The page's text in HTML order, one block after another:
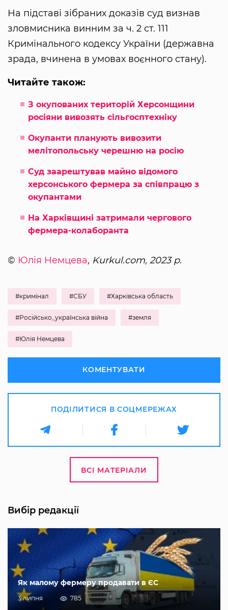
На підставі зібраних доказів суд визнав
зловмисника винним за ч. 2 ст. 111
Кримінального кодексу України (державна
зрада, вчинена в умовах воєнного стану).
Читайте також:
З окупованих територій Херсонщини
росіяни вивозять сільгосптехніку
Окупанти планують вивозити
мелітопольську черешню на росію
Суд заарештував майно відомого
херсонського фермера за співпрацю з
окупантами
На Харківщині затримали чергового
фермера-колаборанта
© Юлія Немцева, Kurkul.com, 2023 р.
#кримінал #СБУ #Харківська область
#Російсько_українська війна #земля
#Юлія Немцева
КОМЕНТУВАТИ
ПОДІЛИТИСЯ В СОЦМЕРЕЖАХ
ВСІ МАТЕРІАЛИ
Вибір редакції
Як малому фермеру продавати в ЄС
3 липня 785